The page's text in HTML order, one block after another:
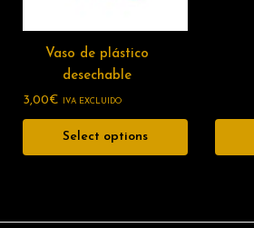
Vaso de plástico
desechable
3,00€ IVA EXCLUIDO
Select options